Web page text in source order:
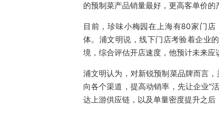
的预制菜产品销量最好，更高客单价的
目前，珍味小梅园在上海有80家门
体。浦文明说，线下门店考验着企业
境，综合评估开店速度，他预计未来应
浦文明认为，对新锐预制菜品牌而言
向各个渠道，提高动销率，先让企业“
达上游供应链，以及单量密度提升之后